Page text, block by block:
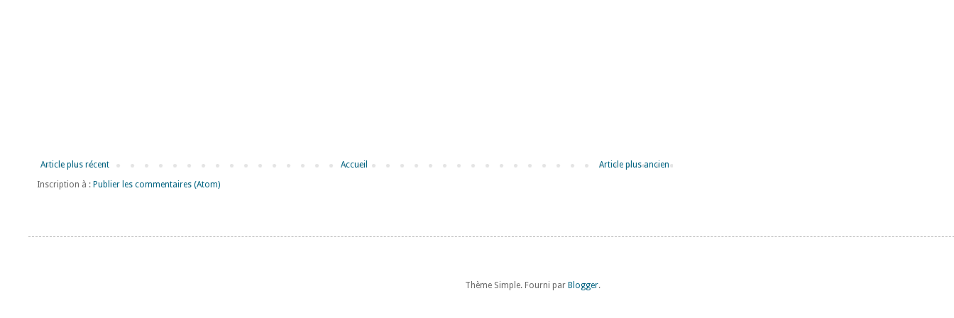
Article plus récent Article plus ancien
Accueil
Inscription à : Publier les commentaires (Atom)
Thème Simple. Fourni par Blogger.